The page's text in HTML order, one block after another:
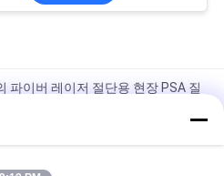
파이버 레이저 절단용 현장 PSA 질
는 PSA 질소 가스 플랜트 자동화